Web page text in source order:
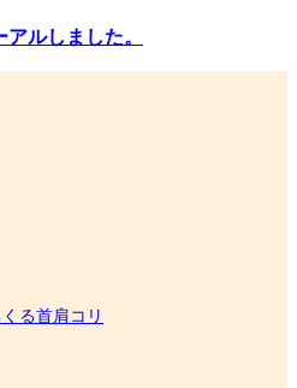
ルしました。
る首肩コリ